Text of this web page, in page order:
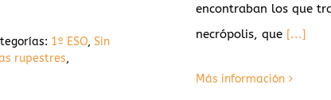
encontraban los que
necrópolis, que [...]
Más información
1º ESO, Sin
rupestres,